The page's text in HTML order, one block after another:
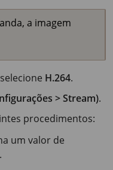
a imagem
H.264.
> Stream).
procedimentos:
um valor de